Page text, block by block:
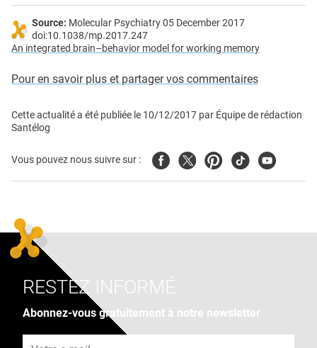
Source: Molecular Psychiatry 05 December 2017
doi:10.1038/mp.2017.247
An integrated brain–behavior model for working memory
Pour en savoir plus et partager vos commentaires
Cette actualité a été publiée le 10/12/2017 par Équipe de rédaction
Santélog
Vous pouvez nous suivre sur : FacebookTwitterPinterest
TiktokYoutube
RESTEZ INFORMÉ
Abonnez-vous gratuitement à notre newsletter